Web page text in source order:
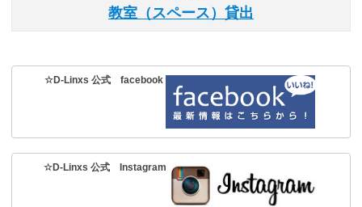
教室（スペース）貸出
☆D-Linxs 公式 facebook
☆D-Linxs 公式 Instagram